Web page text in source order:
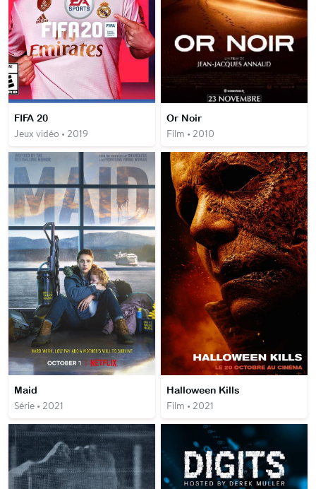
FIFA 20
Jeux vidéo • 2019
Or Noir
Film • 2010
Maid
Série • 2021
Halloween Kills
Film • 2021